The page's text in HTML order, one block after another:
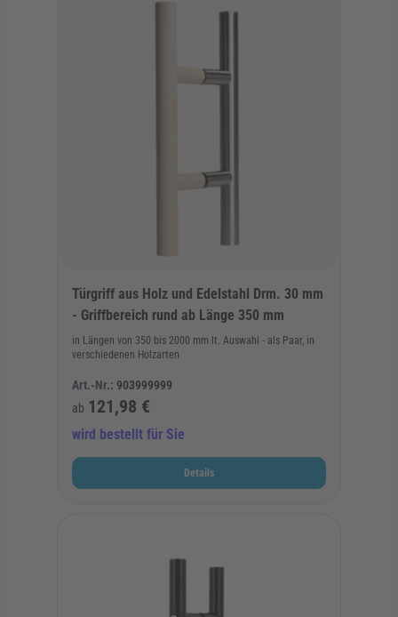
Türgriff aus Holz und Edelstahl Drm. 30 mm
- Griffbereich rund ab Länge 350 mm
in Längen von 350 bis 2000 mm lt. Auswahl - als Paar, in
verschiedenen Holzarten
Art.-Nr.: 903999999
ab 121,98 €
wird bestellt für Sie
Details